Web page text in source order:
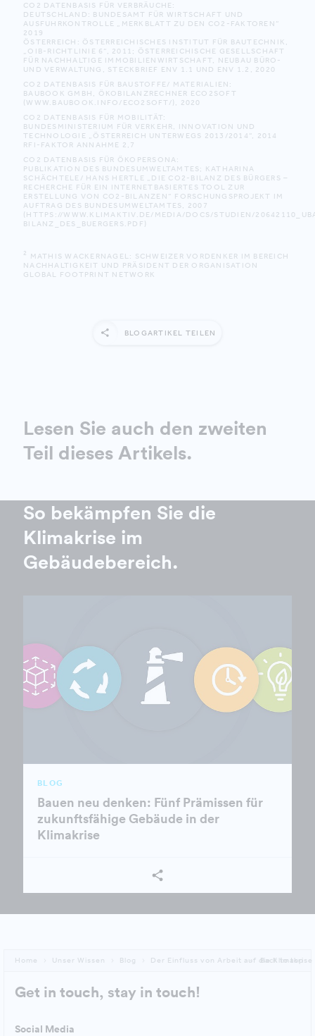
CO2 DATENBASIS FÜR VERBRÄUCHE:
DEUTSCHLAND: BUNDESAMT FÜR WIRTSCHAFT UND
AUSFUHRKONTROLLE „MERKBLATT ZU DEN CO2-FAKTOREN“
2019
ÖSTERREICH: ÖSTERREICHISCHES INSTITUT FÜR BAUTECHNIK,
„OIB-RICHTLINIE 6“, 2011; ÖSTERREICHISCHE GESELLSCHAFT
FÜR NACHHALTIGE IMMOBILIENWIRTSCHAFT, NEUBAU BÜRO-
UND VERWALTUNG, STECKBRIEF ENV 1.1 UND ENV 1.2, 2020
CO2 DATENBASIS FÜR BAUSTOFFE/ MATERIALIEN:
BAUBOOK GMBH, ÖKOBILANZRECHNER ECO2SOFT
(WWW.BAUBOOK.INFO/ECO2SOFT/), 2020
CO2 DATENBASIS FÜR MOBILITÄT:
BUNDESMINISTERIUM FÜR VERKEHR, INNOVATION UND
TECHNOLOGIE „ÖSTERREICH UNTERWEGS 2013/2014“, 2014
RFI-FAKTOR ANNAHME 2,7
CO2 DATENBASIS FÜR ÖKOPERSONA:
PUBLIKATION DES BUNDESUMWELTAMTES; KATHARINA
SCHÄCHTELE/ HANS HERTLE „DIE CO2-BILANZ DES BÜRGERS –
RECHERCHE FÜR EIN INTERNETBASIERTES TOOL ZUR
ERSTELLUNG VON CO2-BILANZEN“ FORSCHUNGSPROJEKT IM
AUFTRAG DES BUNDESUMWELTAMTES, 2007
HTTPS://WWW.KLIMAKTIV.DE/MEDIA/DOCS/STUDIEN/
BILANZ_DES_BUERGERS.PDF)
2
MATHIS WACKERNAGEL: SCHWEIZER VORDENKER IM BEREICH
NACHHALTIGKEIT UND PRÄSIDENT DER ORGANISATION
GLOBAL FOOTPRINT NETWORK
BLOGARTIKEL TEILEN
Lesen Sie auch den zweiten
Teil dieses Artikels.
So bekämpfen Sie die
Klimakrise im
Gebäudebereich.
BLOG
Bauen neu denken: Fünf Prämissen für
zukunftsfähige Gebäude in der
Klimakrise
Home Unser Wissen Blog Der Einfluss von Arbeit auf die Klimakrise
Back to top
Get in touch, stay in touch!
Social Media